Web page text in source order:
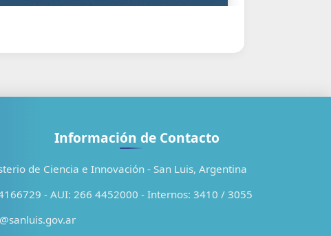
Información de Contacto
de Ciencia e Innovación - San Luis, Argentina
- AUI: 266 4452000 - Internos: 3410 / 3055